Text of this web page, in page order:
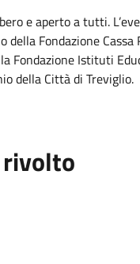
e aperto a tutti.
della Fondazione Cassa
Fondazione Istituti
della Città di Treviglio.
rivolto